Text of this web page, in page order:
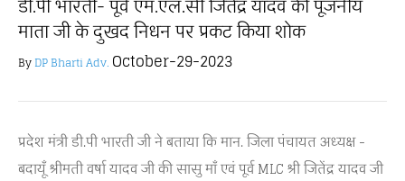
डी.पी भारती- पूर्व एम.एल.सी जितेंद्र यादव की पूजनीय
माता जी के दुखद निधन पर प्रकट किया शोक
ByDP Bharti Adv. October-29-2023
प्रदेश मंत्री डी.पी भारती जी ने बताया कि मान. जिला पंचायत अध्यक्ष -
बदायूँ श्रीमती वर्षा यादव जी की सासु माँ एवं पूर्व MLC श्री जितेंद्र यादव जी